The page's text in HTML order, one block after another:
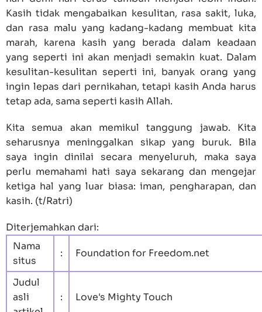
Kasih tidak mengabaikan kesulitan, rasa sakit, luka,
dan rasa malu yang kadang-kadang membuat kita
marah, karena kasih yang berada dalam keadaan
yang seperti ini akan menjadi semakin kuat. Dalam
kesulitan-kesulitan seperti ini, banyak orang yang
ingin lepas dari pernikahan, tetapi kasih Anda harus
tetap ada, sama seperti kasih Allah.
Kita semua akan memikul tanggung jawab. Kita
seharusnya meninggalkan sikap yang buruk. Bila
saya ingin dinilai secara menyeluruh, maka saya
perlu memahami hati saya sekarang dan mengejar
ketiga hal yang luar biasa: iman, pengharapan, dan
kasih. (t/Ratri)
Diterjemahkan dari:
Nama
situs
: Foundation for Freedom.net
Judul
asli
: Love's Mighty Touch